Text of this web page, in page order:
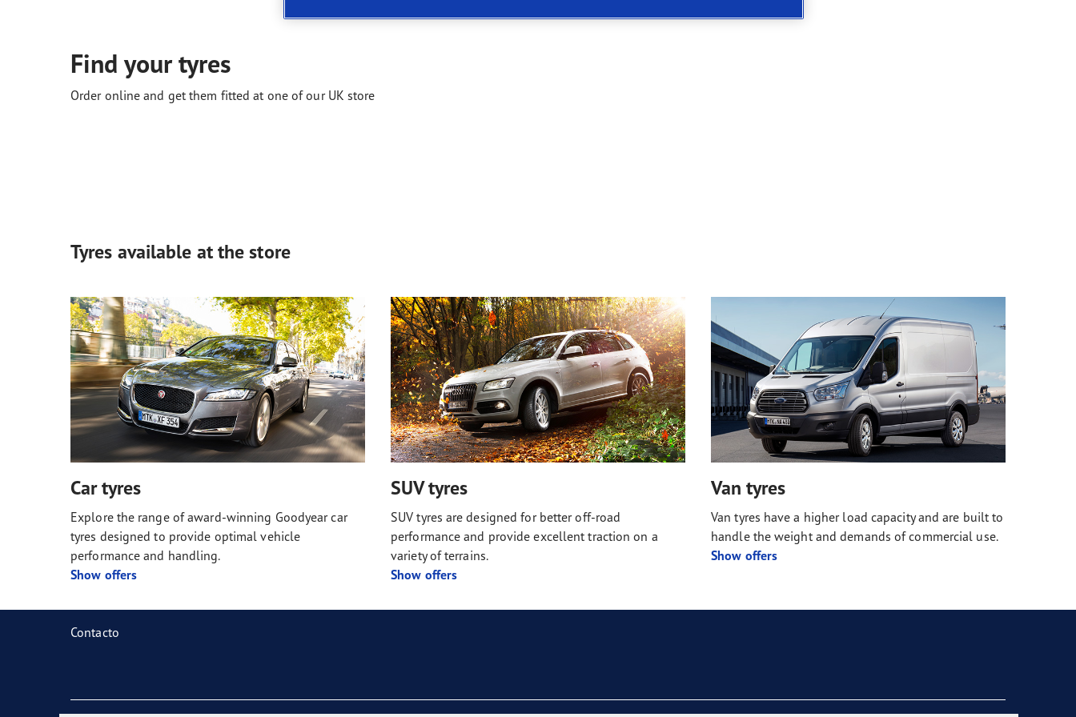
Find your tyres
Order online and get them fitted at one of our UK store
Tyres available at the store
Car tyres
Explore the range of award-winning Goodyear car
tyres designed to provide optimal vehicle
performance and handling.
Show offers
SUV tyres
SUV tyres are designed for better off-road
performance and provide excellent traction on a
variety of terrains.
Show offers
Van tyres
Van tyres have a higher load capacity and are built to
handle the weight and demands of commercial use.
Show offers
Contacto